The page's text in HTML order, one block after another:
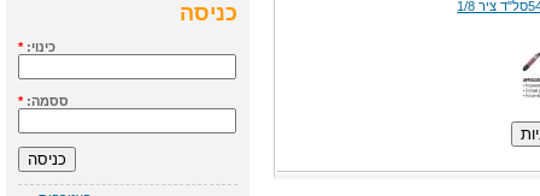
כניסה
כינוי:*
ססמה:*